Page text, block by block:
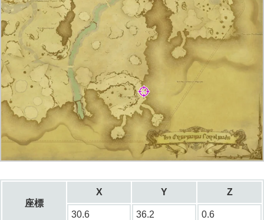
座標
X Y Z
30.6 36.2 0.6